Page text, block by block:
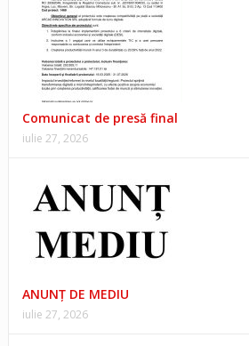
Comunicat de presă final
iulie 27, 2026
ANUNŢ DE MEDIU
iulie 27, 2026